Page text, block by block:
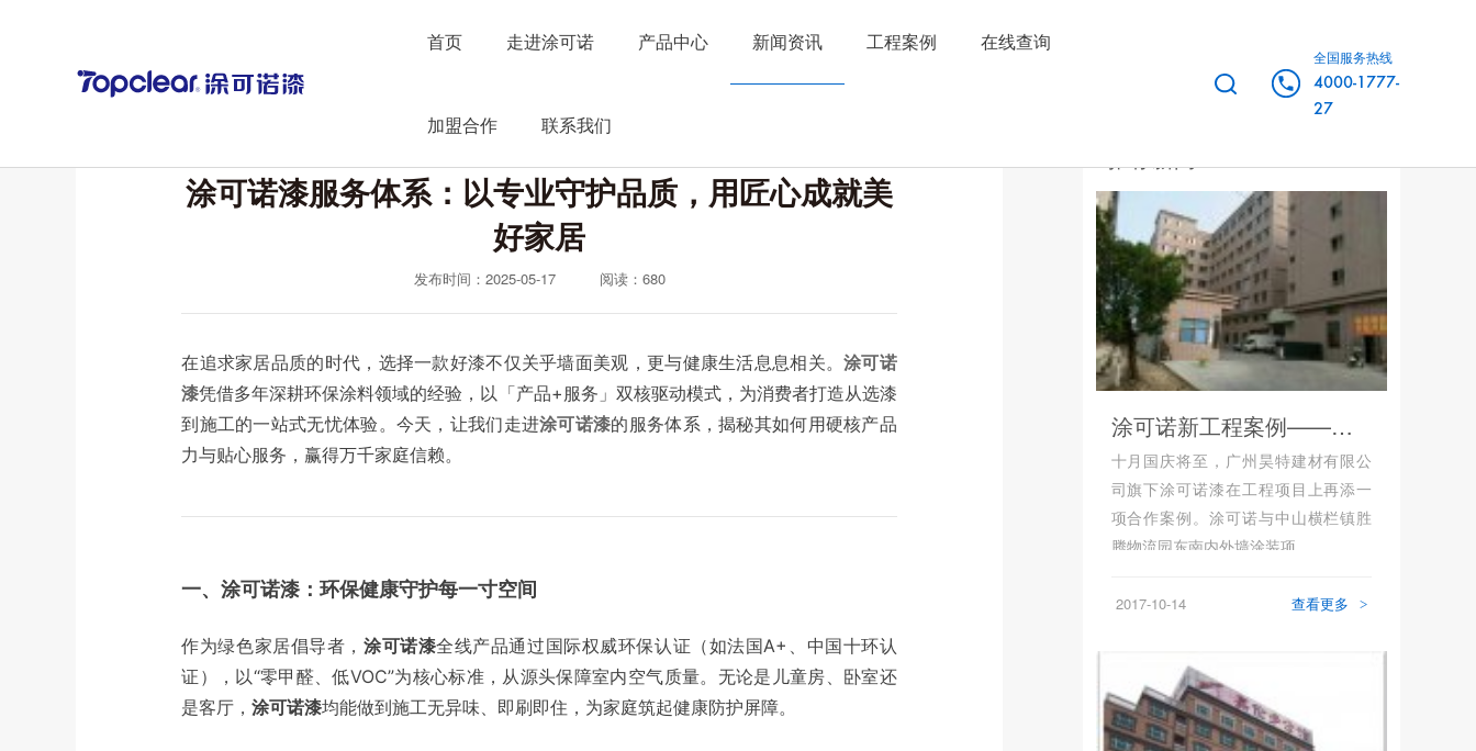
首页 走进涂可诺 产品中心 新闻资讯 工程案例 在线查询
加盟合作 联系我们
全国服务热线
4000-1777-
27
涂可诺漆服务体系：以专业守护品质，用匠心成就美
好家居
发布时间：2025-05-17 阅读： 680
在追求家居品质的时代，选择一款好漆不仅关乎墙面美观，更与健康生活息息相关。涂可诺
漆凭借多年深耕环保涂料领域的经验，以「产品+服务」双核驱动模式，为消费者打造从选漆
到施工的一站式无忧体验。今天，让我们走进涂可诺漆的服务体系，揭秘其如何用硬核产品
力与贴心服务，赢得万千家庭信赖。
一、涂可诺漆：环保健康守护每一寸空间
作为绿色家居倡导者， 涂可诺漆全线产品通过国际权威环保认证（如法国A+、中国十环认
证），以“零甲醛、低VOC”为核心标准，从源头保障室内空气质量。无论是儿童房、卧室还
是客厅，涂可诺漆均能做到施工无异味、即刷即住，为家庭筑起健康防护屏障。
涂可诺新工程案例——中山横栏镇胜腾物流园东
十月国庆将至，广州昊特建材有限公
司旗下涂可诺漆在工程项目上再添一
项合作案例。涂可诺与中山横栏镇胜
腾物流园东南内外墙涂装项...
2017-10-14 查看更多 >